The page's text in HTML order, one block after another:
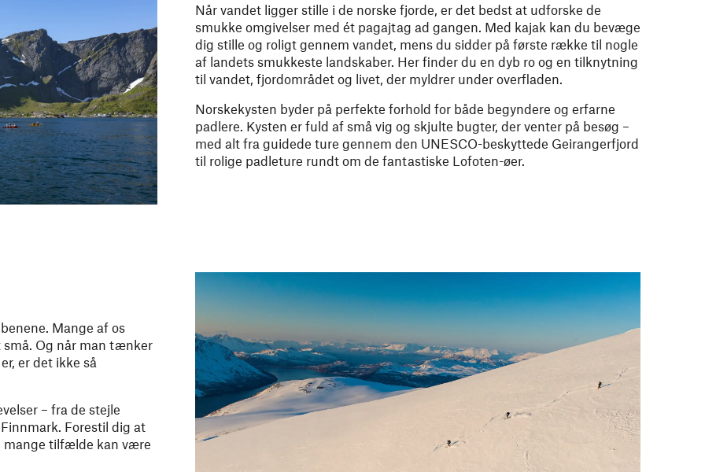
Når vandet ligger stille i de norske fjorde, er det bedst at udforske de
smukke omgivelser med ét pagajtag ad gangen. Med kajak kan du bevæge
dig stille og roligt gennem vandet, mens du sidder på første række til nogle
af landets smukkeste landskaber. Her finder du en dyb ro og en tilknytning
til vandet, fjordområdet og livet, der myldrer under overfladen.
Norskekysten byder på perfekte forhold for både begyndere og erfarne
padlere. Kysten er fuld af små vig og skjulte bugter, der venter på besøg –
med alt fra guidede ture gennem den UNESCO-beskyttede Geirangerfjord
til rolige padleture rundt om de fantastiske Lofoten-øer.
Mange af os
små. Og når man tænker
er det ikke så
– fra de stejle
Forestil dig at
mange tilfælde kan være